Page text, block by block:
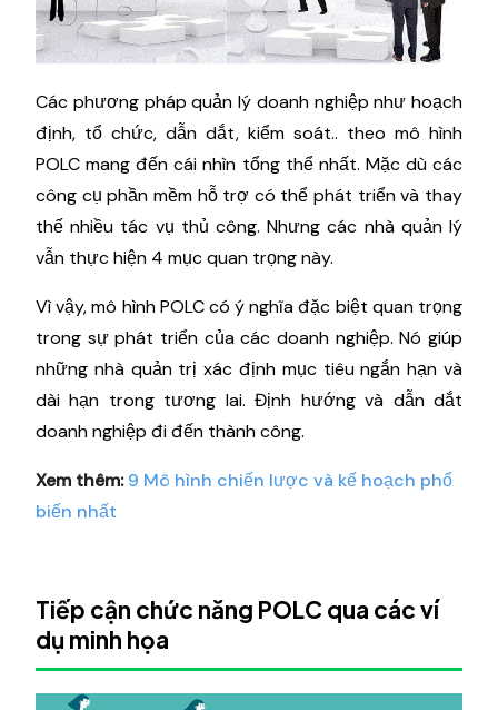
Các phương pháp quản lý doanh nghiệp như hoạch
định, tổ chức, dẫn dắt, kiểm soát.. theo mô hình
POLC mang đến cái nhìn tổng thể nhất. Mặc dù các
công cụ phần mềm hỗ trợ có thể phát triển và thay
thế nhiều tác vụ thủ công. Nhưng các nhà quản lý
vẫn thực hiện 4 mục quan trọng này.
Vì vậy, mô hình POLC có ý nghĩa đặc biệt quan trọng
trong sự phát triển của các doanh nghiệp. Nó giúp
những nhà quản trị xác định mục tiêu ngắn hạn và
dài hạn trong tương lai. Định hướng và dẫn dắt
doanh nghiệp đi đến thành công.
Xem thêm: 9 Mô hình chiến lược và kế hoạch phổ
biến nhất
Tiếp cận chức năng POLC qua các ví
dụ minh họa